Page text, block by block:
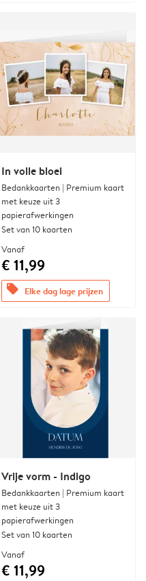
In volle bloei
Bedankkaarten | Premium kaart
met keuze uit 3
papierafwerkingen
Set van 10 kaarten
Vanaf
€ 11,99
offers Elke dag lage prijzen
Vrije vorm - Indigo
Bedankkaarten | Premium kaart
met keuze uit 3
papierafwerkingen
Set van 10 kaarten
Vanaf
€ 11,99